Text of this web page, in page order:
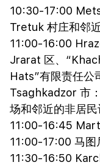
10:30-17:00
Tretuk 村庄和邻
11:00-16:00
Jrarat 区、
Hats”有限责任公
Tsaghkadzor 市
场和邻近的非居民
11:00-16:45
11:00-17:00 马图
11:30-16:50